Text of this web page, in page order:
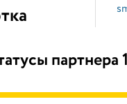
партнера